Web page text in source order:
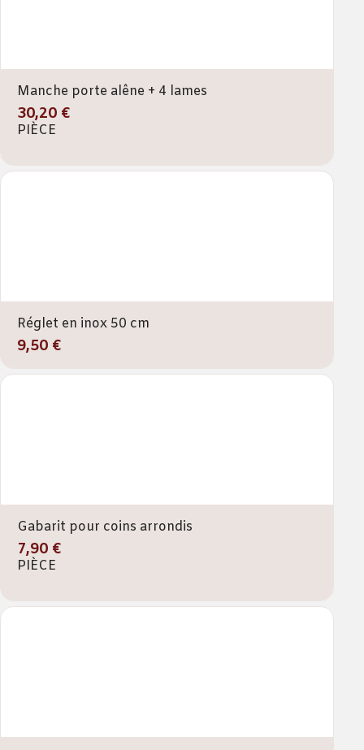
Manche porte alêne + 4 lames
30,20 €
PIÈCE
Réglet en inox 50 cm
9,50 €
Gabarit pour coins arrondis
7,90 €
PIÈCE